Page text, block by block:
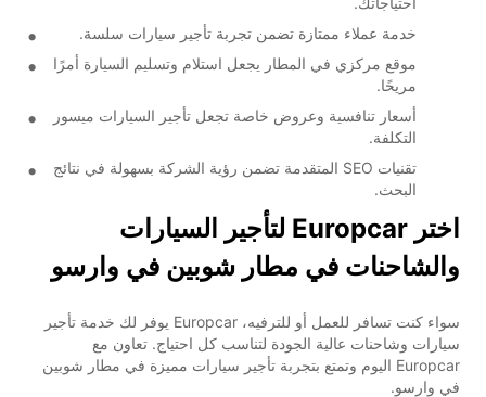
خدمة عملاء ممتازة تضمن تجربة تأجير سيارات سلسة.
موقع مركزي في المطار يجعل استلام وتسليم السيارة أمرًا
مريحًا.
أسعار تنافسية وعروض خاصة تجعل تأجير السيارات ميسور
التكلفة.
تقنيات SEO المتقدمة تضمن رؤية الشركة بسهولة في نتائج
البحث.
اختر Europcar لتأجير السيارات
والشاحنات في مطار شوبين في وارسو
سواء كنت تسافر للعمل أو للترفيه، Europcar يوفر لك خدمة تأجير
سيارات وشاحنات عالية الجودة لتناسب كل احتياج. تعاون مع
Europcar اليوم وتمتع بتجربة تأجير سيارات مميزة في مطار شوبين
في وارسو.